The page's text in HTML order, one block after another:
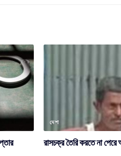
দেশ
রাসচক্র তৈরি করতে না